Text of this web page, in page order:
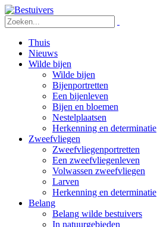
Thuis
Nieuws
Wilde bijen
Wilde bijen
Bijenportretten
Een bijenleven
Bijen en bloemen
Nestelplaatsen
Herkenning en determinatie
Zweefvliegen
Zweefvliegenportretten
Een zweefvliegenleven
Volwassen zweefvliegen
Larven
Herkenning en determinatie
Belang
Belang wilde bestuivers
In natuurgebieden